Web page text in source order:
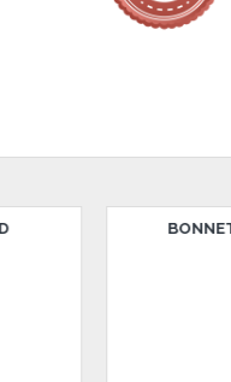
CALAIS KÕRVALLAUD